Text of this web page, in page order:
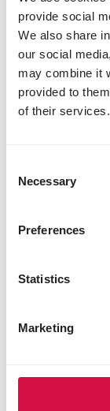
provide social
We also share
our social
may combine it
provided to
of their services.
Selection
Necessary
Preferences
Statistics
Marketing
PÉRIODE MUE
Nous
Meirlaen
PÉRIODE MUE